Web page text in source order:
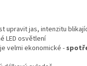
upravit jas, intenzitu
LED osvětlení
velmi ekonomické -